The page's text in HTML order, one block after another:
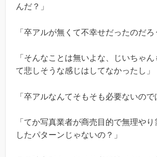
んだ？」
「卒アルが無くて不幸せだったのだろ
「そんなことは無いよな、じいちゃん
て悲しそうな感じはしてなかったし」
「卒アルなんてそもそも必要ないので
「てか写真業者が商売目的で無理や
したパターンじゃないの？」